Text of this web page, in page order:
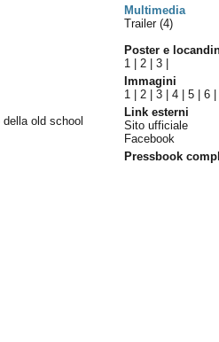
Multimedia
old school
Trailer (4)
Poster e
1 |2 |3
Immagini
1 |2 |3 |4 |5 |6
Link esterni
Sito ufficiale
Facebook
Pressbook